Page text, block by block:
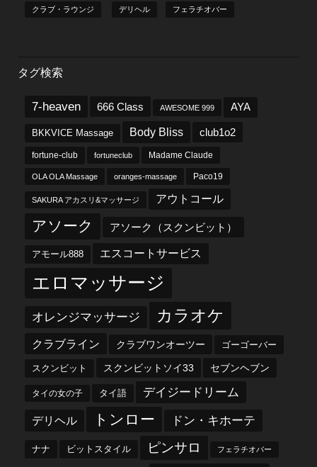
クラブ・ラウンジ デリヘル フェラチオバー
タグ検索
7-heaven 666 Class AWESOME 999 AYA
BKKVICE Massage Body Bliss club1o2
fortune-club fortuneclub Madame Claude
OLA OLA Massage oranges-massage Paco19
SAKURA アカスリ&マッサージ アウトコール
アソーク アソーク（スクンビット）
アモール888 エスコートサービス
エロマッサージ
オレンジマッサージ カラオケ
クラブライン クラブワンオーツー ゴーゴーバー
スクンビット スクンビットソイ33 セブンヘブン
タイの女の子 タイ語 デイジードリーム
デリヘル トンロー ドン・キホーテ
ナナ ビットスタイル ピンサロ フェラチオバー